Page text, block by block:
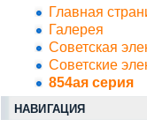
Главная
Галерея
Советская
Советские
854ая серия
НАВИГАЦИЯ